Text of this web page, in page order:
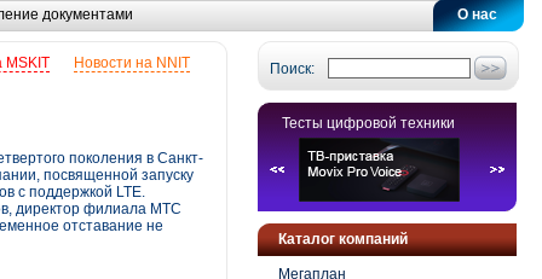
О нас
документами
Поиск:
Тесты цифровой техники
Каталог компаний
Мегаплан
Новости на NNIT
MSKIT
поколения в Санкт-
посвященной запуску
с поддержкой LTE.
директор филиала МТС
отставание не